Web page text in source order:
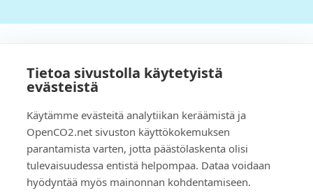
Tietoa sivustolla käytetyistä
evästeistä
Käytämme evästeitä analytiikan keräämistä ja
OpenCO2.net sivuston käyttökokemuksen
parantamista varten, jotta päästölaskenta olisi
tulevaisuudessa entistä helpompaa. Dataa voidaan
hyödyntää myös mainonnan kohdentamiseen.